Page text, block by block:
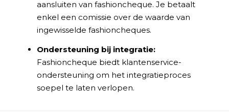
aansluiten van fashioncheque. Je betaalt
enkel een comissie over de waarde van
ingewisselde fashioncheques.
Ondersteuning bij integratie:
Fashioncheque biedt klantenservice-
ondersteuning om het integratieproces
soepel te laten verlopen.